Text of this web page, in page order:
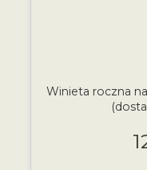
Winieta roczna